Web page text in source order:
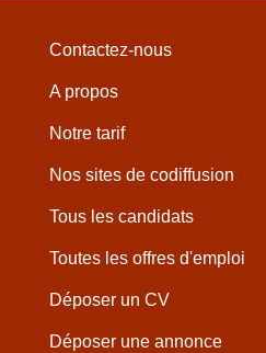
Contactez-nous
A propos
Notre tarif
Nos sites de codiffusion
Tous les candidats
Toutes les offres d'emploi
Déposer un CV
Déposer une annonce